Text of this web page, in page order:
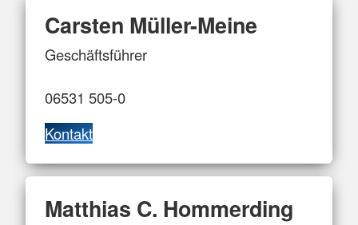
Carsten Müller-Meine
Geschäftsführer
06531 505-0
Kontakt
Matthias C. Hommerding